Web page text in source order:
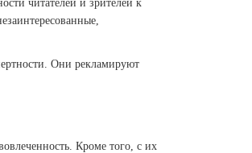
читателей и зрителей к
Они рекламируют
Кроме того, с их